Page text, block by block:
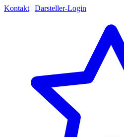
Kontakt | Darsteller-Login